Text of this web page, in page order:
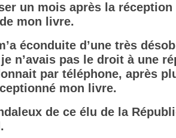
un mois après la
mon livre.
éconduite d’une très
n’avais pas le droit à une
par téléphone, après
mon livre.
de ce élu de la